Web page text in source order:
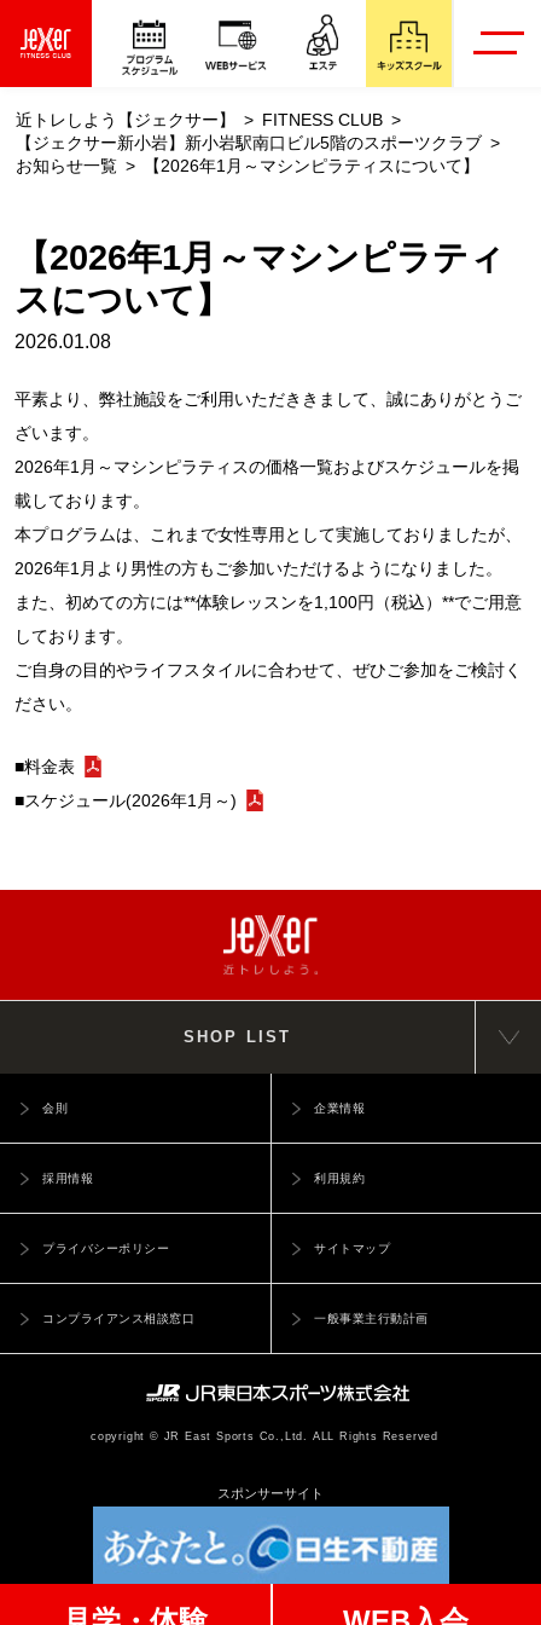
近トレしよう【ジェクサー】
FITNESS CLUB
【ジェクサー新小岩】新小岩駅南口ビル5階のスポーツクラブ
お知らせ一覧
【2026年1月～マシンピラティスについて】
【2026年1月～マシンピラティ
スについて】
2026.01.08
平素より、弊社施設をご利用いただききまして、誠にありがとうご
ざいます。
2026年1月～マシンピラティスの価格一覧およびスケジュールを掲
載しております。
本プログラムは、これまで女性専用として実施しておりましたが、
2026年1月より男性の方もご参加いただけるようになりました。
また、初めての方には**体験レッスンを1,100円（税込）**でご用意
しております。
ご自身の目的やライフスタイルに合わせて、ぜひご参加をご検討く
ださい。
■料金表
■スケジュール(2026年1月～)
SHOP LIST
copyright © JR East Sports Co.,Ltd. ALL Rights Reserved
会則 企業情報
採用情報 利用規約
プライバシーポリシー サイトマップ
コンプライアンス相談窓口 一般事業主行動計画
スポンサーサイト